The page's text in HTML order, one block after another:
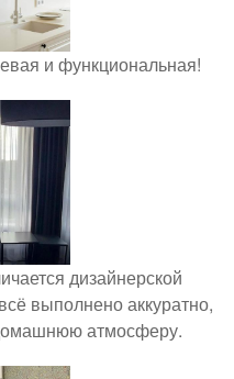
и функциональная!
дизайнерской
выполнено аккуратно,
атмосферу.